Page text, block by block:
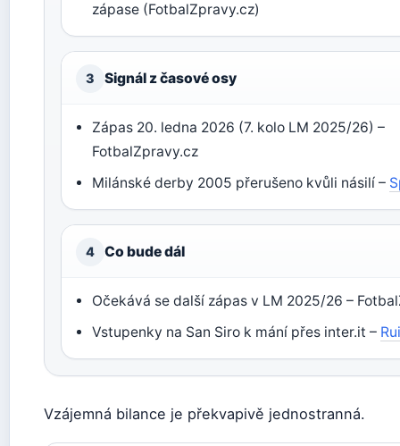
zápase (FotbalZpravy.cz)
3 Signál z časové osy
Zápas 20. ledna 2026 (7. kolo LM 2025/26) –
FotbalZpravy.cz
Milánské derby 2005 přerušeno kvůli násilí –
4 Co bude dál
Očekává se další zápas v LM 2025/26 –
Vstupenky na San Siro k mání přes inter.it –
Vzájemná bilance je překvapivě jednostranná.